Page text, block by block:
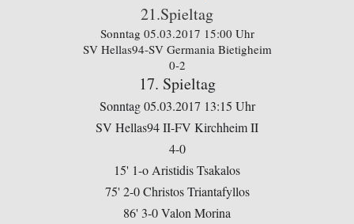
21.Spieltag
Sonntag 05.03.2017 15:00 Uhr
SV Hellas94-SV Germania Bietigheim
0-2
17. Spieltag
Sonntag 05.03.2017 13:15 Uhr
SV Hellas94 II-FV Kirchheim II
4-0
15' 1-o Aristidis Tsakalos
75' 2-0 Christos Triantafyllos
86' 3-0 Valon Morina